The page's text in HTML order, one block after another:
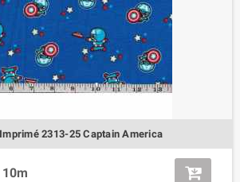
2313-25 Captain America